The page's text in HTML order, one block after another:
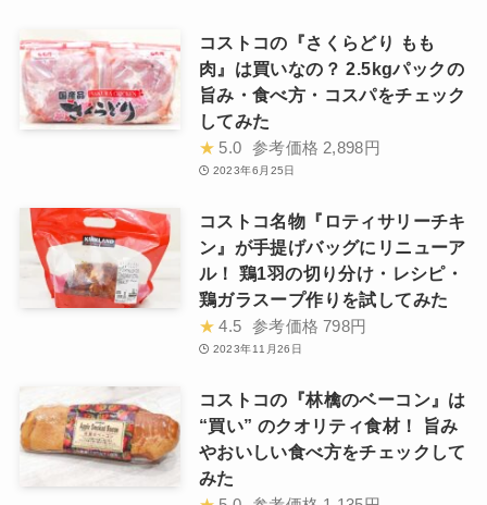
コストコの『さくらどり もも
肉』は買いなの？ 2.5kgパックの
旨み・食べ方・コスパをチェック
してみた
★ 5.0 参考価格 2,898円
2023年6月25日
コストコ名物『ロティサリーチキ
ン』が手提げバッグにリニューア
ル！ 鶏1羽の切り分け・レシピ・
鶏ガラスープ作りを試してみた
★ 4.5 参考価格 798円
2023年11月26日
コストコの『林檎のベーコン』は
“買い” のクオリティ食材！ 旨み
やおいしい食べ方をチェックして
みた